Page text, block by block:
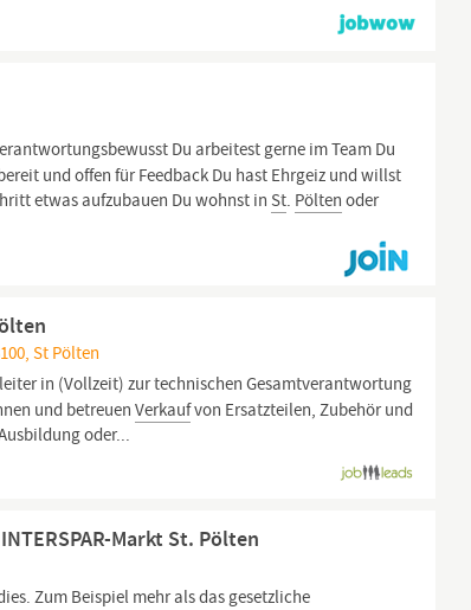
Du arbeitest gerne im Team Du
und offen für Feedback Du hast Ehrgeiz und willst
etwas aufzubauen Du wohnst in St. Pölten oder
St Pölten
in (Vollzeit) zur technischen Gesamtverantwortung
und betreuenVerkaufvon Ersatzteilen, Zubehör und
oder...
Markt St. Pölten
Zum Beispiel mehr als das gesetzliche